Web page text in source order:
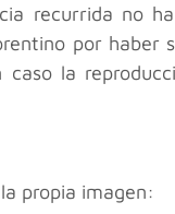
recurrida no
por haber
la
propia imagen: